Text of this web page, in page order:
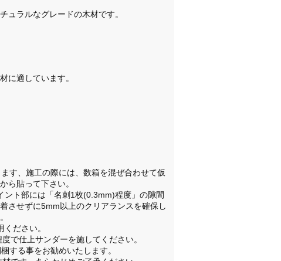
ュラルなグレードの木材です。
に適しています。
す、施工の際には、数箱を混ぜ合わせて仮
ら貼って下さい。
ト部には「名刺1枚(0.3mm)程度」の隙間
させずに5mm以上のクリアランスを確保し
ください。
で仕上サンダーを施してください。
する事をお勧めいたします。